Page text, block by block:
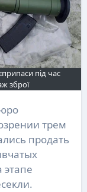
під час
зброї
трем
продать